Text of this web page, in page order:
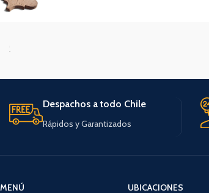
Despachos a todo Chile
Rápidos y Garantizados
MENÚ UBICACIONES